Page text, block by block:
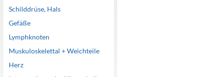
Schilddrüse, Hals
Gefäße
Lymphknoten
Muskuloskelettal + Weichteile
Herz